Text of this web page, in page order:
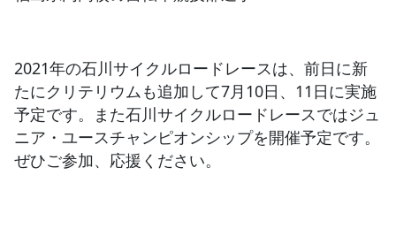
2021年の石川サイクルロードレースは、前日に新
たにクリテリウムも追加して7月10日、11日に実施
予定です。また石川サイクルロードレースではジュ
ニア・ユースチャンピオンシップを開催予定です。
ぜひご参加、応援ください。